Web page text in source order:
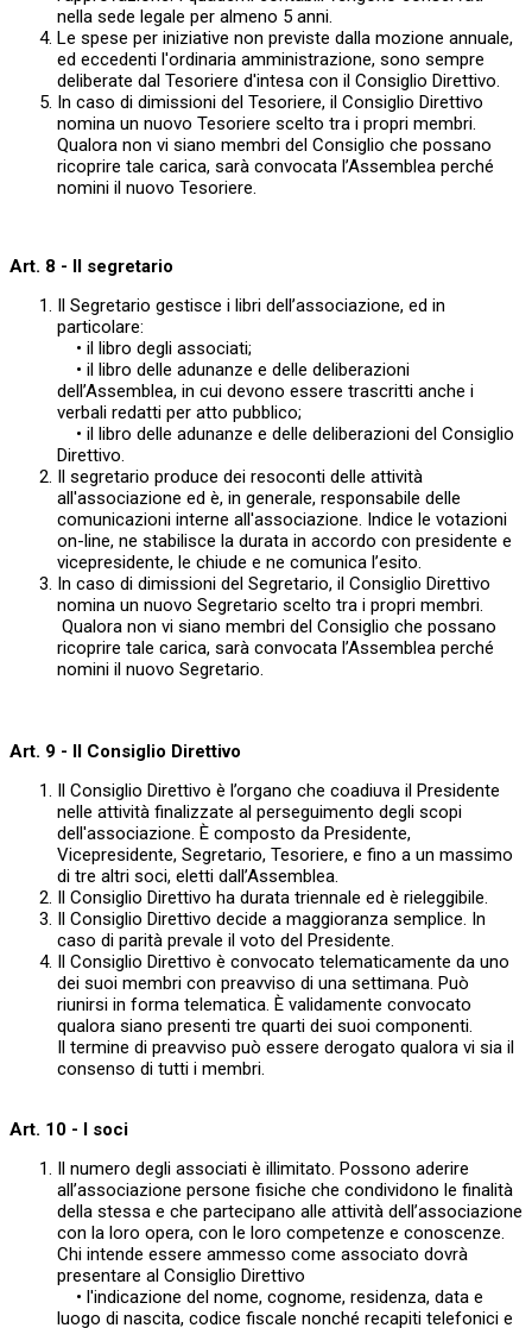
nella sede legale per almeno 5 anni.
Le spese per iniziative non previste dalla mozione annuale,
ed eccedenti l'ordinaria amministrazione, sono sempre
deliberate dal Tesoriere d'intesa con il Consiglio Direttivo.
In caso di dimissioni del Tesoriere, il Consiglio Direttivo
nomina un nuovo Tesoriere scelto tra i propri membri.
Qualora non vi siano membri del Consiglio che possano
ricoprire tale carica, sarà convocata l’Assemblea perché
nomini il nuovo Tesoriere.
Art. 8 - Il segretario
Il Segretario gestisce i libri dell’associazione, ed in
particolare:
• il libro degli associati;
• il libro delle adunanze e delle deliberazioni
dell’Assemblea, in cui devono essere trascritti anche i
verbali redatti per atto pubblico;
• il libro delle adunanze e delle deliberazioni del Consiglio
Direttivo.
Il segretario produce dei resoconti delle attività
all'associazione ed è, in generale, responsabile delle
comunicazioni interne all'associazione. Indice le votazioni
on-line, ne stabilisce la durata in accordo con presidente e
vicepresidente, le chiude e ne comunica l’esito.
In caso di dimissioni del Segretario, il Consiglio Direttivo
nomina un nuovo Segretario scelto tra i propri membri.
Qualora non vi siano membri del Consiglio che possano
ricoprire tale carica, sarà convocata l’Assemblea perché
nomini il nuovo Segretario.
Art. 9 - Il Consiglio Direttivo
Il Consiglio Direttivo è l’organo che coadiuva il Presidente
nelle attività finalizzate al perseguimento degli scopi
dell'associazione. È composto da Presidente,
Vicepresidente, Segretario, Tesoriere, e fino a un massimo
di tre altri soci, eletti dall’Assemblea.
Il Consiglio Direttivo ha durata triennale ed è rieleggibile.
Il Consiglio Direttivo decide a maggioranza semplice. In
caso di parità prevale il voto del Presidente.
Il Consiglio Direttivo è convocato telematicamente da uno
dei suoi membri con preavviso di una settimana. Può
riunirsi in forma telematica. È validamente convocato
qualora siano presenti tre quarti dei suoi componenti.
Il termine di preavviso può essere derogato qualora vi sia il
consenso di tutti i membri.
Art. 10 - I soci
Il numero degli associati è illimitato. Possono aderire
all’associazione persone fisiche che condividono le finalità
della stessa e che partecipano alle attività dell’associazione
con la loro opera, con le loro competenze e conoscenze.
Chi intende essere ammesso come associato dovrà
presentare al Consiglio Direttivo
• l'indicazione del nome, cognome, residenza, data e
luogo di nascita, codice fiscale nonché recapiti telefonici e